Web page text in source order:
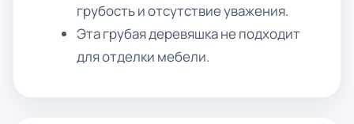
грубость и отсутствие уважения.
Эта грубая деревяшка не подходит
для отделки мебели.